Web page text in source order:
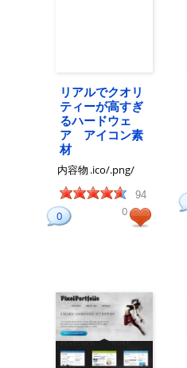
リアルでクオリ
ティーが高すぎ
るハードウェ
ア アイコン素
材
内容物 .ico/.png/
94
0 0